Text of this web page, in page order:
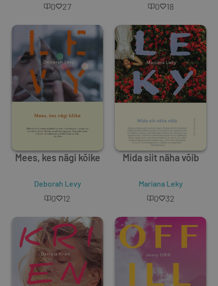
0 27 0 18
Mees, kes nägi kõike
Deborah Levy
0 12
Mida siit näha võib
Mariana Leky
0 32